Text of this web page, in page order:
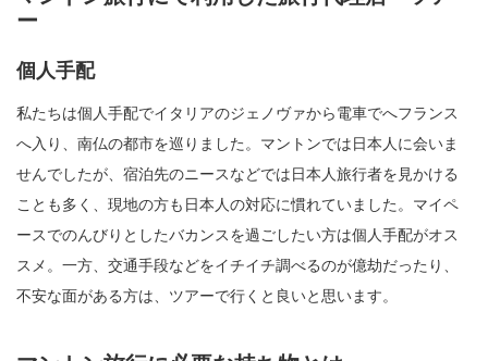
ー
個人手配
私たちは個人手配でイタリアのジェノヴァから電車でへフランス
へ入り、南仏の都市を巡りました。マントンでは日本人に会いま
せんでしたが、宿泊先のニースなどでは日本人旅行者を見かける
ことも多く、現地の方も日本人の対応に慣れていました。マイペ
ースでのんびりとしたバカンスを過ごしたい方は個人手配がオス
スメ。一方、交通手段などをイチイチ調べるのが億劫だったり、
不安な面がある方は、ツアーで行くと良いと思います。